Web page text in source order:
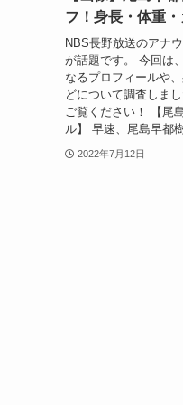
フ！身長・体重・
NBS長野放送のアナ
が話題です。 今回は
なるプロフィールや
どについて調査しま
ご覧ください！ 【尾
ル】 早速、尾島早都
2022年7月12日